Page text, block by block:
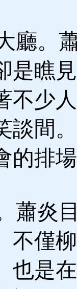
廳。
是瞧
不少
談間
的排
炎
不僅
也是